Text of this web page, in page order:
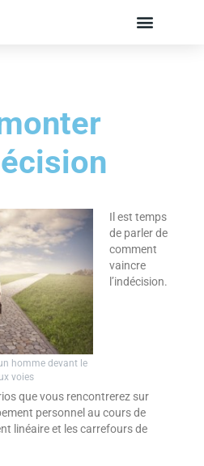
homme devant le
voies
Il est temps
de parler de
comment
vaincre
l’indécision.
que vous rencontrerez sur
personnel au cours de
linéaire et les carrefours de